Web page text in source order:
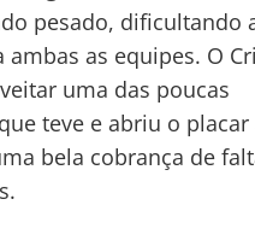
pesado, dificultando
ambas as equipes. O
uma das poucas
teve e abriu o placar
bela cobrança de